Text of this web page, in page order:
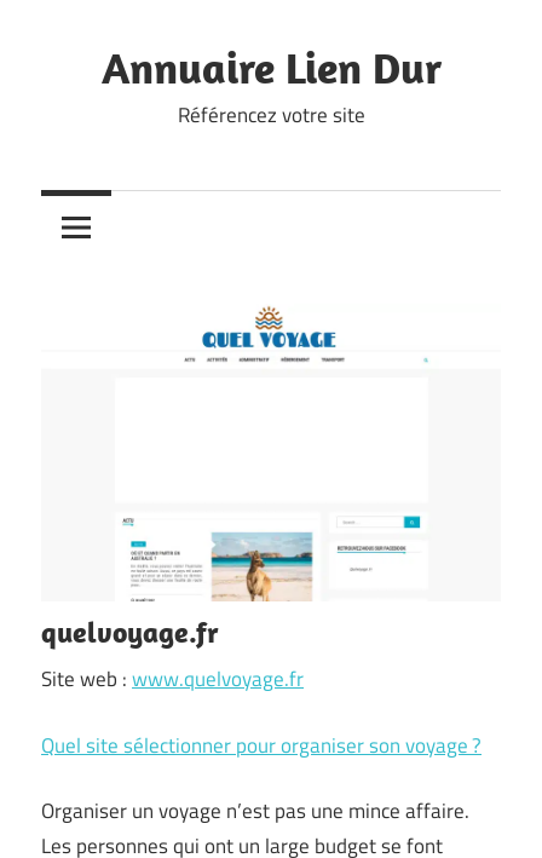
contentAnnuaire Lien Dur
Référencez votre site
quelvoyage.fr
Site web :www.quelvoyage.fr
Quel site sélectionner pour organiser son voyage ?
Organiser un voyage n’est pas une mince affaire.
Les personnes qui ont un large budget se font